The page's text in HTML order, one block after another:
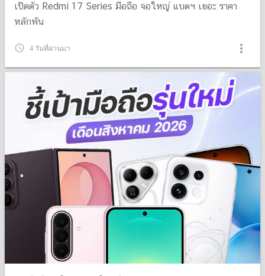
เปิดตัว Redmi 17 Series มือถือ จอใหญ่ แบตฯ เยอะ ราคา
หลักพัน
query_builder 4 วันที่ผ่านมา more_vert